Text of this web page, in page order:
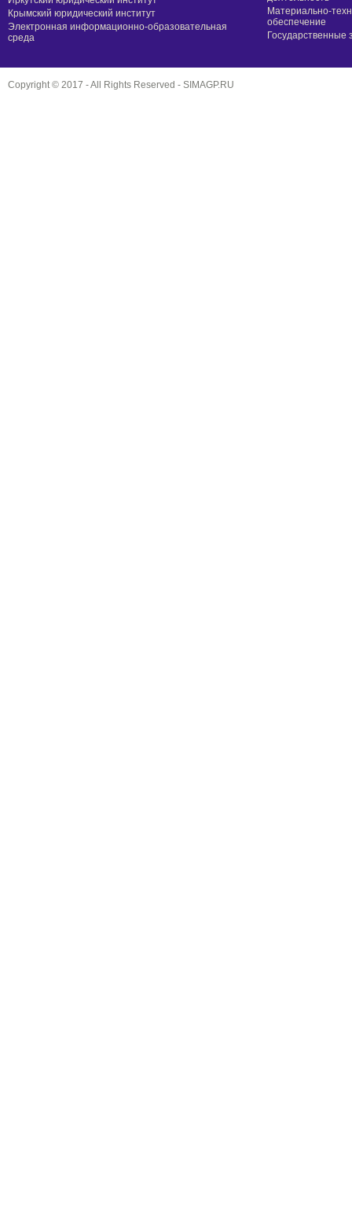
Крымский юридический институт
Электронная информационно-образовательная
среда
Материально-
обеспечение
Государственные
Copyright © 2017 - All Rights Reserved - SIMAGP.RU